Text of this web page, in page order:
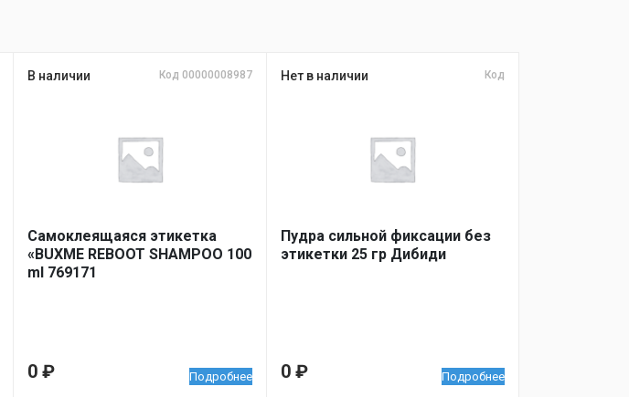
В наличии Код 00000008987
Самоклеящаяся этикетка
«BUXME REBOOT SHAMPOO 100
ml 769171
0 ₽ Подробнее
Нет в наличии Код
Пудра сильной фиксации без
этикетки 25 гр Дибиди
0 ₽ Подробнее